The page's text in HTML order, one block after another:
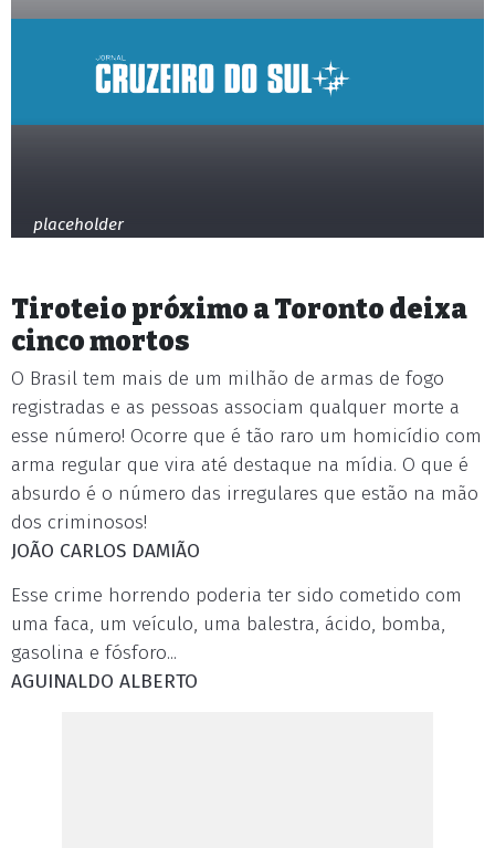
placeholder
Tiroteio próximo a Toronto deixa
cinco mortos
O Brasil tem mais de um milhão de armas de fogo
registradas e as pessoas associam qualquer morte a
esse número! Ocorre que é tão raro um homicídio com
arma regular que vira até destaque na mídia. O que é
absurdo é o número das irregulares que estão na mão
dos criminosos!
JOÃO CARLOS DAMIÃO
Esse crime horrendo poderia ter sido cometido com
uma faca, um veículo, uma balestra, ácido, bomba,
gasolina e fósforo...
AGUINALDO ALBERTO